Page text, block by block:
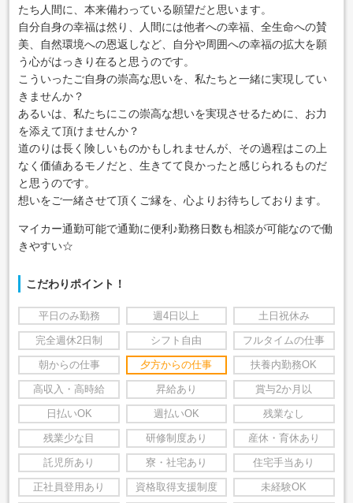
たち人間に、本来備わっている願望だと思います。
自分自身の幸福は然り、人間には他者への幸福、全生命への賛
美、自然環境への恩返しなど、自分や周囲への幸福の拡大を願
う心がはっきり在ると思うのです。
こういったご自身の崇高な思いを、私たちと一緒に実現してい
きませんか？
あるいは、私たちにこの崇高な想いを実現させるために、お力
を添えて頂けませんか？
道のりは長く険しいものかもしれませんが、その過程はこの上
なく価値あるモノだと、生きてて良かったと感じられるものだ
と思うのです。
想いをご一緒させて頂くご縁を、心よりお待ちしております。
マイカー通勤可能で通勤に便利♪勤務日数も相談が可能なので働
きやすい☆
こだわりポイント！
平日のみ勤務 週4日以上 土日祝休み
完全週休2日制 シフト自由 フルタイムの仕事
朝からの仕事 夕方からの仕事 扶養内勤務OK
高収入・高時給 昇給あり 賞与2か月以
日払いOK 週払いOK 残業なし
残業少な目 研修制度あり 産休・育休あり
託児所あり 寮・社宅あり 住宅手当あり
正社員登用あり 資格取得支援制度 未経験OK